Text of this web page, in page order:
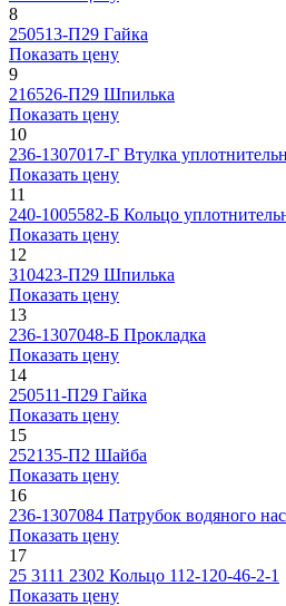
8
250513-П29 Гайка
Показать цену
9
216526-П29 Шпилька
Показать цену
10
236-1307017-Г Втулка
Показать цену
11
240-1005582-Б Кольцо
Показать цену
12
310423-П29 Шпилька
Показать цену
13
236-1307048-Б Прокладка
Показать цену
14
250511-П29 Гайка
Показать цену
15
252135-П2 Шайба
Показать цену
16
236-1307084 Патрубок водяного
Показать цену
17
25 3111 2302 Кольцо 112-120-46-2-1
Показать цену